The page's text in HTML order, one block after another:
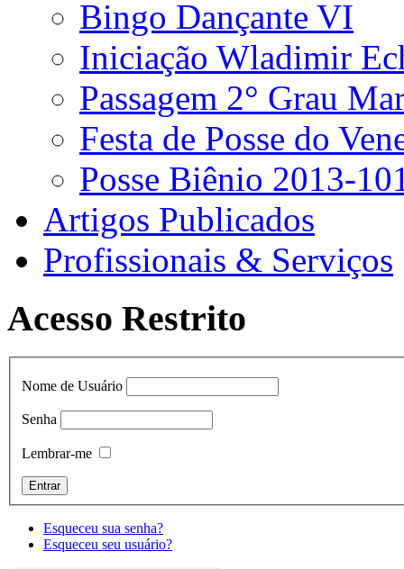
Bingo Dançante VI
Iniciação Wladimir
Passagem 2° Grau
Festa de Posse do
Posse Biênio 2013-
Artigos Publicados
Profissionais & Serviços
Acesso Restrito
Nome de Usuário
Senha
Lembrar-me
Esqueceu sua senha?
Esqueceu seu usuário?